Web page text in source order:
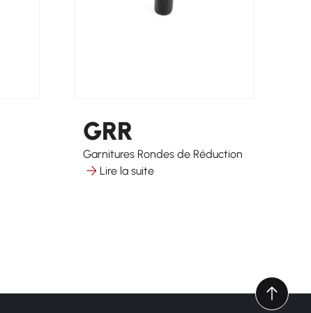
GRR
Garnitures Rondes de Réduction
Lire la suite